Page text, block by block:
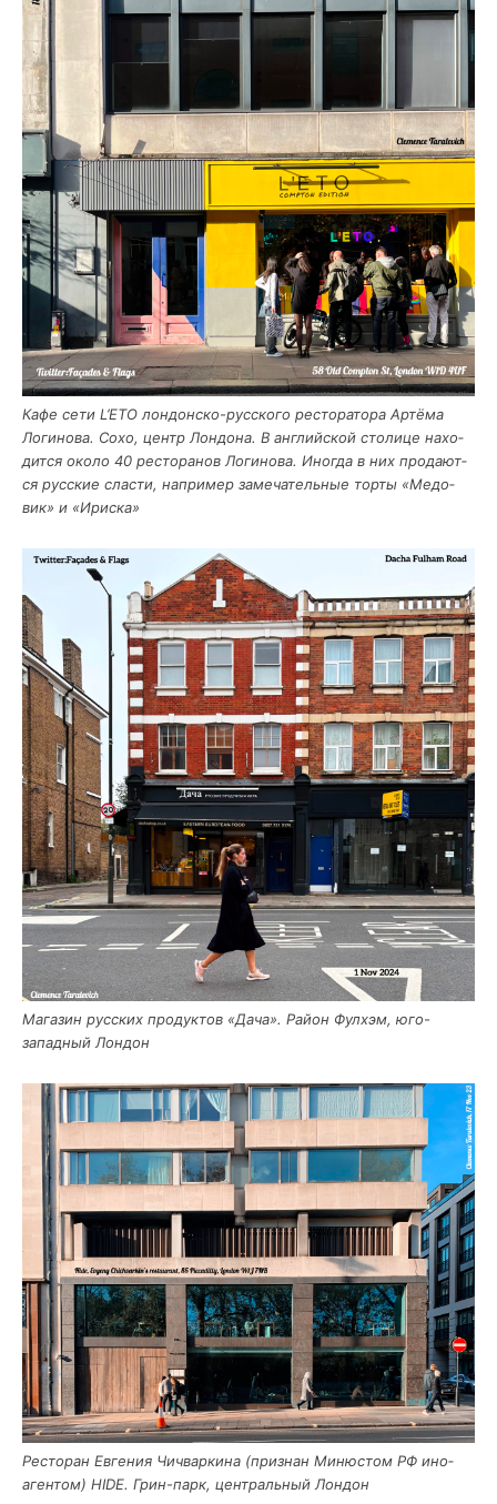
Кафе сети L’ETO лон­дон­ско-рус­ско­го ресто­ра­то­ра Артё­ма
Логи­но­ва. Сохо, центр Лон­до­на. В англий­ской сто­ли­це нахо­
дит­ся око­ло 40 ресто­ра­нов Логи­но­ва. Ино­гда в них про­да­ют­
ся рус­ские сла­сти, напри­мер заме­ча­тель­ные тор­ты «Медо­
вик» и «Ирис­ка»
Мага­зин рус­ских про­дук­тов «Дача». Рай­он Фул­хэм, юго-
запад­ный Лондон
Ресто­ран Евге­ния Чич­вар­ки­на (при­знан Миню­стом РФ ино­
аген­том) HIDE. Грин-парк, цен­траль­ный Лондон